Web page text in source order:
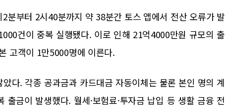
분부터 2시40분까지 약 38분간 토스 앱에서 전산 오류가 발
건이 중복 실행됐다. 이로 인해 21억4000만원 규모의 출
고객이 1만5000명에 이른다.
다. 각종 공과금과 카드대금 자동이체는 물론 본인 명의 계
금이 발생했다. 월세·보험료·투자금 납입 등 생활 금융 전